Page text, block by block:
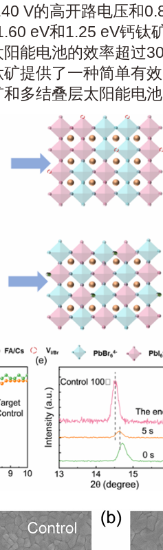
V的高开路电压和
eV和1.25 eV钙钛
能电池的效率超过
提供了一种简单有
多结叠层太阳能电